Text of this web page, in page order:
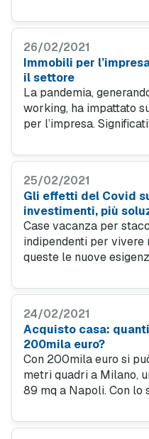
costo.
26/02/2021
Immobili per
il settore
La pandemia,
working, ha impattato
per l’impresa.
logistica, grazie al
25/02/2021
Gli effetti del Covid
investimenti, più
Case vacanza per
indipendenti per vivere
queste le nuove
ampie e con spazi
24/02/2021
Acquisto casa:
200mila euro?
Con 200mila euro si
metri quadri a Milano,
89 mq a Napoli. Con lo
target dell’acquirente